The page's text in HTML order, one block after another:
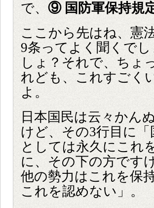
で、 ⑨ 国防軍保持規
ここから先はね、憲
9条ってよく聞くで
しょ？それで、ちょ
れども、これすごく
よ。
日本国民は云々かん
けど、その3行目に
としては永久にこれ
に、その下の方です
他の勢力はこれを保
これを認めない」。